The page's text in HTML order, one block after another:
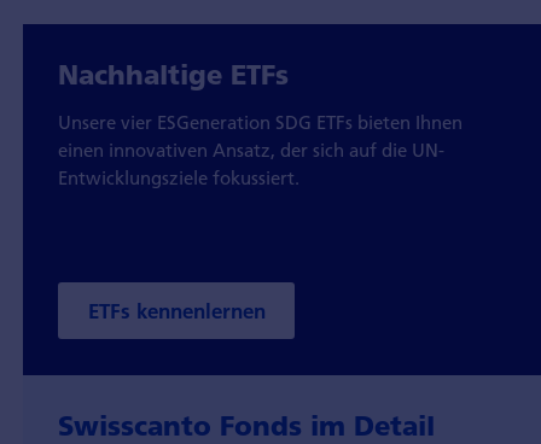
Nachhaltige ETFs
Unsere vier ESGeneration SDG ETFs bieten Ihnen
einen innovativen Ansatz, der sich auf die UN-
Entwicklungsziele fokussiert.
ETFs kennenlernen
Swisscanto Fonds im Detail